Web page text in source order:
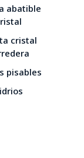
abatible
cristal
pisables